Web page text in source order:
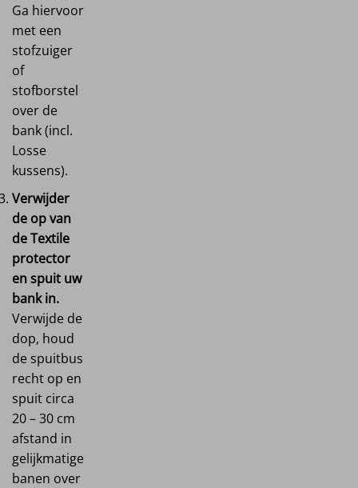
Ga hiervoor
met een
stofzuiger
of
stofborstel
over de
bank (incl.
Losse
kussens).
Verwijder
de op van
de Textile
protector
en spuit uw
bank in.
Verwijde de
dop, houd
de spuitbus
recht op en
spuit circa
20 – 30 cm
afstand in
gelijkmatige
banen over